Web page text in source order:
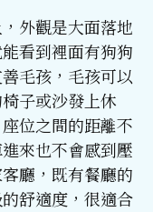
外觀是大面落地
看到裡面有狗狗
毛孩，毛孩可以
子或沙發上休
位之間的距離不
來也不會感到壓
廳，既有餐廳的
舒適度，很適合